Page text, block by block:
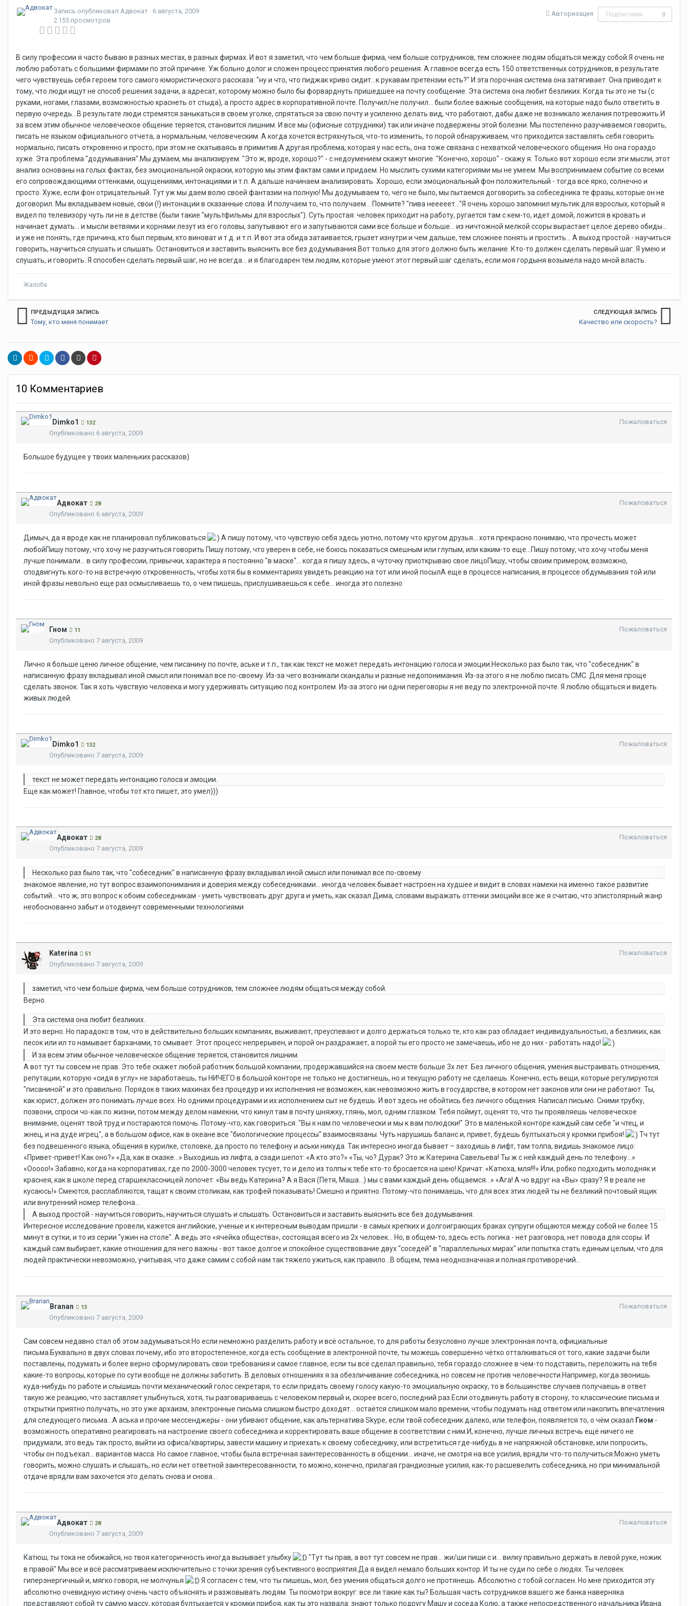
Авторизация Подписчики 0
Запись опубликовал Адвокат · 6 августа, 2009
2 155 просмотров
В силу профессии я часто бываю в разных местах, в разных фирмах. И вот я заметил, что чем больше фирма, чем больше сотрудников, тем сложнее людям общаться между собой.Я очень не
люблю работать с большими фирмами по этой причине. Уж больно долог и сложен процесс принятия любого решения. А главное всегда есть 150 ответственных сотрудников, в результате
чего чувствуешь себя героем того самого юмористического рассказа: "ну и что, что пиджак криво сидит...к рукавам претензии есть?" И эта порочная система она затягивает. Она приводит к
тому, что люди ищут не способ решения задачи, а адресат, которому можно было бы форварднуть пришедшее на почту сообщение. Эта система она любит безликих. Когда ты это не ты (с
руками, ногами, глазами, возможностью краснеть от стыда), а просто адрес в корпоративной почте. Получил/не получил... были более важные сообщения, на которые надо было ответить в
первую очередь...В результате люди стремятся заныкаться в своем уголке, спрятаться за свою почту и усиленно делать вид, что работают, дабы даже не возникало желания потревожить.И
за всем этим обычное человеческое общение теряется, становится лишним. И все мы (офисные сотрудники) так или иначе подвержены этой болезни. Мы постепенно разучиваемся говорить,
писать не языком официального отчета, а нормальным, человеческим. А когда хочется встряхнуться, что-то изменить, то порой обнаруживаем, что приходится заставлять себя говорить
нормально, писать откровенно и просто, при этом не скатываясь в примитив.А другая проблема, которая у нас есть, она тоже связана с нехваткой человеческого общения. Но она гораздо
хуже. Эта проблема "додумывания".Мы думаем, мы анализируем. "Это ж, вроде, хорошо?" - с недоумением скажут многие. "Конечно, хорошо" - скажу я. Только вот хорошо если эти мысли, этот
анализ основаны на голых фактах, без эмоциональной окраски, которую мы этим фактам сами и придаем. Но мыслить сухими категориями мы не умеем. Мы воспринимаем событие со всеми
его сопровождающими оттенками, ощущениями, интонациями и т.п. А дальше начинаем анализировать. Хорошо, если эмоциональный фон положительный - тогда все ярко, солнечно и
просто. Хуже, если фон отрицательный. Тут уж мы даем волю своей фантазии на полную! Мы додумываем то, чего не было, мы пытаемся договорить за собеседника те фразы, которые он не
договорил. Мы вкладываем новые, свои (!) интонации в сказанные слова. И получаем то, что получаем... Помните? "пива нееееет..."Я очень хорошо запомнил мультик для взрослых, который я
видел по телевизору чуть ли не в детстве (были такие "мультфильмы для взрослых"). Суть простая: человек приходит на работу, ругается там с кем-то, идет домой, ложится в кровать и
начинает думать... и мысли ветвями и корнями лезут из его головы, запутывают его и запутываются сами все больше и больше... из ничтожной мелкой ссоры вырастает целое дерево обиды...
и уже не понять, где причина, кто был первым, кто виноват и т.д. и т.п. И вот эта обида затаивается, грызет изнутри и чем дальше, тем сложнее понять и простить... А выход простой - научиться
говорить, научиться слушать и слышать. Остановиться и заставить выяснить все без додумывания.Вот только для этого должно быть желание. Кто-то должен сделать первый шаг. Я умею и
слушать, и говорить. Я способен сделать первый шаг, но не всегда... и я благодарен тем людям, которые умеют этот первый шаг сделать, если моя гордыня возымела надо мной власть.
Жалоба
ПРЕДЫДУЩАЯ ЗАПИСЬ
Тому, кто меня понимает
СЛЕДУЮЩАЯ ЗАПИСЬ
Качество или скорость?
10 Комментариев
Пожаловаться
Dimko1 132
Опубликовано 6 августа, 2009
Большое будущее у твоих маленьких рассказов)
Пожаловаться
Адвокат 28
Опубликовано 6 августа, 2009
Димыч, да я вроде как не планировал публиковаться
А пишу потому, что чувствую себя здесь уютно, потому что кругом друзья... хотя прекрасно понимаю, что прочесть может
любойПишу потому, что хочу не разучиться говорить Пишу потому, что уверен в себе, не боюсь показаться смешным или глупым, или каким-то еще...Пишу потому, что хочу чтобы меня
лучше понимали... в силу профессии, привычки, характера я постоянно "в маске"... когда я пишу здесь, я чуточку приоткрываю свое лицоПишу, чтобы своим примером, возможно,
сподвигнуть кого-то на встречную откровенность, чтобы хотя бы в комментариях увидеть реакцию на тот или иной посылА еще в процессе написания, в процессе обдумывания той или
иной фразы невольно еще раз осмысливаешь то, о чем пишешь, прислушиваешься к себе... иногда это полезно
Пожаловаться
Гном 11
Опубликовано 7 августа, 2009
Лично я больше ценю личное общение, чем писанину по почте, аське и т.п., так как текст не может передать интонацию голоса и эмоции.Несколько раз было так, что "собеседник" в
написанную фразу вкладывал иной смысл или понимал все по-своему. Из-за чего возникали скандалы и разные недопонимания. Из-за этого я не люблю писать СМС. Для меня проще
сделать звонок. Так я хоть чувствую человека и могу удерживать ситуацию под контролем. Из-за этого ни одни переговоры я не веду по электронной почте. Я люблю общаться и видеть
живых людей.
Пожаловаться
Dimko1 132
Опубликовано 7 августа, 2009
текст не может передать интонацию голоса и эмоции.
Еще как может! Главное, чтобы тот кто пишет, это умел)))
Пожаловаться
Адвокат 28
Опубликовано 7 августа, 2009
Несколько раз было так, что "собеседник" в написанную фразу вкладывал иной смысл или понимал все по-своему
знакомое явление, но тут вопрос взаимопонимания и доверия между собеседниками... иногда человек бывает настроен на худшее и видит в словах намеки на именно такое развитие
событий... что ж, это вопрос к обоим собеседникам - уметь чувствовать друг друга и уметь, как сказал Дима, словами выражать оттенки эмоцийи все же я считаю, что эпистолярный жанр
необоснованно забыт и отодвинут современными технологиями
Пожаловаться
Katerina 51
Опубликовано 7 августа, 2009
заметил, что чем больше фирма, чем больше сотрудников, тем сложнее людям общаться между собой.
Верно.
Эта система она любит безликих.
И это верно. Но парадокс в том, что в действительно больших компаниях, выживают, преуспевают и долго держаться только те, кто как раз обладает индивидуальностью, а безликих, как
песок или ил то намывает барханами, то смывает. Этот процесс непрерывен, и порой он раздражает, а порой ты его просто не замечаешь, ибо не до них - работать надо!
И за всем этим обычное человеческое общение теряется, становится лишним.
А вот тут ты совсем не прав. Это тебе скажет любой работник большой компании, продержавшийся на своем месте больше 3х лет. Без личного общения, умения выстраивать отношения,
репутации, которую «сидя в углу» не заработаешь, ты НИЧЕГО в большой конторе не только не достигнешь, но и текущую работу не сделаешь. Конечно, есть вещи, которые регулируются
"писаниной" и это правильно. Порядок в таких махинах без процедур и их исполнения не возможен, как невозможно жить в государстве, в котором нет законов или они не работают. Ты,
как юрист, должен это понимать лучше всех. Но одними процедурами и их исполнением сыт не будешь. И вот здесь не обойтись без личного общения. Написал письмо. Сними трубку,
позвони, спроси чо-как по жизни, потом между делом намекни, что кинул там в почту шняжку, глянь, мол, одним глазком. Тебя поймут, оценят то, что ты проявляешь человеческое
внимание, оценят твой труд и постараются помочь. Потому-что, как говориться: "Вы к нам по человечески и мы к вам полюдски!" Это в маленькой конторе каждый сам себе "и чтец, и
жнец, и на дуде игрец", а в большом офисе, как в океане все "биологические процессы" взаимосвязаны. Чуть нарушишь баланс и, привет, будешь бултыхаться у кромки прибоя!
Тч тут
без подвешенного языка, общения в курилке, столовке, да просто по телефону и аськи никуда. Так интересно иногда бывает – заходишь в лифт, там толпа, видишь знакомое лицо:
«Привет-привет! Как оно?» «Да, как в сказке…» Выходишь из лифта, а сзади шепот: «А кто это?» «Ты, чо? Дурак? Это ж Катерина Савельева! Ты ж с ней каждый день по телефону…»
«Ооооо!» Забавно, когда на корпоративах, где по 2000-3000 человек тусует, то и дело из толпы к тебе кто-то бросается на шею! Кричат: «Катюха, мля!!!» Или, робко подходить молодняк и
краснея, как в школе перед старшеклассницей лопочет: «Вы ведь Катерина? А я Вася (Петя, Маша…) мы с вами каждый день общаемся…» «Ага! А чо вдруг на «Вы» сразу? Я в реале не
кусаюсь!» Смеются, расслабляются, тащат к своим столикам, как трофей показывать! Смешно и приятно. Потому-что понимаешь, что для всех этих людей ты не безликий почтовый ящик
или внутренний номер телефона…
А выход простой - научиться говорить, научиться слушать и слышать. Остановиться и заставить выяснить все без додумывания.
Интересное исследование провели, кажется английские, ученые и к интересным выводам пришли - в самых крепких и долгоиграющих браках супруги общаются между собой не более 15
минут в сутки, и то из серии "ужин на столе". А ведь это «ячейка общества», состоящая всего из 2х человек… Но, в общем-то, здесь есть логика - нет разговора, нет повода для ссоры. И
каждый сам выбирает, какие отношения для него важны - вот такое долгое и спокойное существование двух "соседей" в "параллельных мирах" или попытка стать единым целым, что для
людей практически невозможно, учитывая, что даже самим с собой нам так тяжело ужиться, как правило...В общем, тема неоднозначная и полная противоречий...
Пожаловаться
Branan 13
Опубликовано 7 августа, 2009
Сам совсем недавно стал об этом задумываться.Но если немножно разделить работу и всё остальное, то для работы безусловно лучше электронная почта, официальные
письма.Буквально в двух словах почему, ибо это второстепенное, когда есть сообщение в электронной почте, ты можешь совершенно чётко отталкиваться от того, какие задачи были
поставлены, подумать и более верно сформулировать свои требования и самое главное, если ты всё сделал правильно, тебя гораздо сложнее в чем-то подставить, переложить на тебя
какие-то вопросы, которые по сути вообще не должны заботить. В деловых отношениях я за обезличивание собеседника, но совсем не против человечности.Например, когда звонишь
куда-нибудь по работе и слышишь почти механический голос секретаря, то если придать своему голосу какую-то эмоциальную окраску, то в большинстве случаев получаешь в ответ
такую же реакцию, что заставляет улыбнуться, хотя, ты разговариваешь с человеком первый и, скорее всего, последний раз.Если отодвинуть работу в сторону, то классические письма и
открытки приятно получать, но это уже архаизм, электронные письма слишком быстро доходят... остаётся слишком мало времени, чтобы подумать над ответом или накопить впечатления
для следующего письма...А аська и прочие мессенджеры - они убивают общение, как альтернатива Skype, если твой собеседник далеко, или телефон, появляется то, о чём сказал Гном -
возможность оперативно реагировать на настроение своего собеседника и корректировать ваше общение в соответствии с ним.И, конечно, лучше личных встречь ещё ничего не
придумали, это ведь так просто, выйти из офиса/квартиры, завести машину и приехать к своему собеседнику, или встретиться где-нибудь в не напряжной обстановке, или попросить,
чтобы он подъехал... вариантов масса. Но самое главное, чтобы была встречная заинтересованность в общении... иначе, не смотря на все усилия, врядли что-то получиться.Можно уметь
говорить, можно слушать и слышать, но если нет ответной заинтересованности, то можно, конечно, прилагая грандиозные усилия, как-то расшевелить собеседника, но при минимальной
отдаче врядли вам захочется это делать снова и снова...
Пожаловаться
Адвокат 28
Опубликовано 7 августа, 2009
Катюш, ты тока не обижайся, но твоя категоричность иногда вызывает улыбку
"Тут ты прав, а вот тут совсем не прав... жи/ши пиши с и... вилку правильно держать в левой руке, ножик
в правой" Мы все и всё рассматриваем исключительно с точки зрения субъективного восприятия.Да я видел немало больших контор. И ты не суди по себе о людях. Ты человек
гиперэнергичный и, мягко говоря, не молчунья
Я согласен с тем, что ты пишешь, мол, без умения общаться долго не протянешь. Абсолютно с тобой согласен. Но мне приходится эту
абсолютно очевидную истину очень часто объяснять и разжовывать людям. Ты посмотри вокруг: все ли такие как ты? Большая часть сотрудников вашего же банка наверняка
представляют собой ту самую массу, которая бултыхается у кромки прибоя, как ты это назвала: знают только подругу Машу и соседа Колю, а также непосредственного начальника Ивана